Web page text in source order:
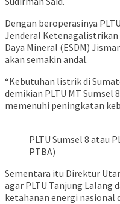
Dengan beroperasinya
Jenderal Ketenagalistrikan
Daya Mineral (ESDM)
akan semakin andal.
“Kebutuhan listrik di
demikian PLTU MT
memenuhi peningkatan
PLTU Sumsel 8 atau
PTBA)
Sementara itu Direktur
agar PLTU Tanjung Lalang
ketahanan energi nasional